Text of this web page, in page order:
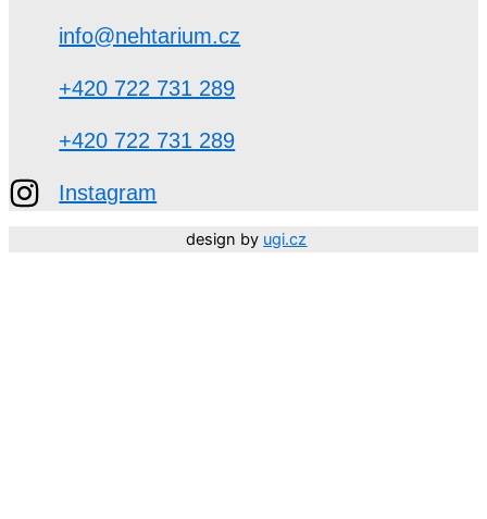
info@nehtarium.cz
+420 722 731 289
+420 722 731 289
Instagram
design by ugi.cz